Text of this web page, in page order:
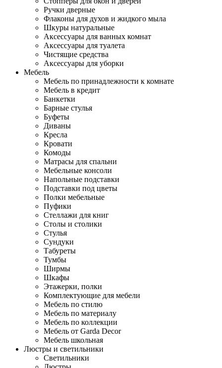
Ручки дверные
Флаконы для духов и жидкого мыла
Шкуры натуральные
Аксессуары для ванных комнат
Аксессуары для туалета
Чистящие средства
Аксессуары для уборки
Мебель
Мебель по принадлежности к комнате
Мебель в кредит
Банкетки
Барные стулья
Буфеты
Диваны
Кресла
Кровати
Комоды
Матрасы для спальни
Мебельные консоли
Напольные подставки
Подставки под цветы
Полки мебельные
Пуфики
Стеллажи для книг
Столы и столики
Стулья
Сундуки
Табуреты
Тумбы
Ширмы
Шкафы
Этажерки, полки
Комплектующие для мебели
Мебель по стилю
Мебель по материалу
Мебель по коллекции
Мебель от Garda Decor
Мебель школьная
Люстры и светильники
Светильники